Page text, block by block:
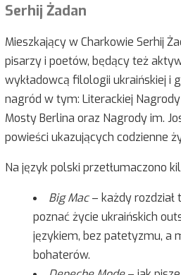
Serhij Żadan
Mieszkający w Charkowie Serhij
pisarzy i poetów, będący też
wykładowcą filologii ukraińskiej i
nagród w tym: Literackiej
Mosty Berlina oraz Nagrody im.
powieści ukazujących codzienne
Na język polski przetłumaczono
Big Mac– każdy rozdział
poznać życie ukraińskich
językiem, bez patetyzmu, a
bohaterów.